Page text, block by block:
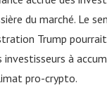
du marché. Le
Trump
à
pro-crypto.